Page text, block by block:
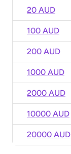
20 AUD
100 AUD
200 AUD
1000 AUD
2000 AUD
10000 AUD
20000 AUD